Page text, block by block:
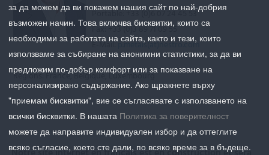
Portable: +33 (0)6 07 24 45 53
Fax: +33 (0)3 89 71 09 55
E-Mail:p.metais(at)nestro.com
Régions: France, Belgique, Luxembourg
за да можем да ви покажем нашия сайт по най-добрия
възможен начин. Това включва бисквитки, които са
необходими за работата на сайта, както и тези, които
използваме за събиране на анонимни статистики, за да ви
предложим по-добър комфорт или за показване на
персонализирано съдържание. Ако щракнете върху
"приемам бисквитки", вие се съгласявате с използването на
всички бисквитки. В нашата Политика за поверителност
можете да направите индивидуален избор и да оттеглите
всяко съгласие, което сте дали, по всяко време за в бъдеще.